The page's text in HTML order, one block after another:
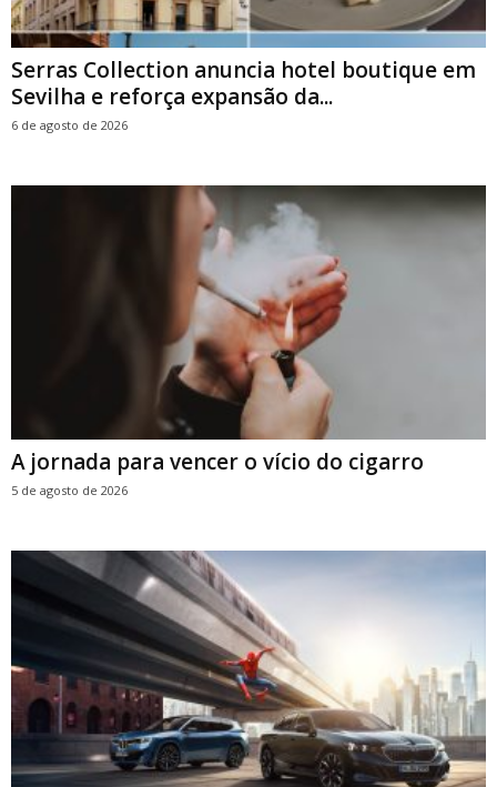
Serras Collection anuncia hotel boutique em
Sevilha e reforça expansão da...
6 de agosto de 2026
A jornada para vencer o vício do cigarro
5 de agosto de 2026